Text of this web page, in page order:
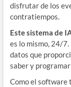
disfrutar de los
contratiempos.
Este sistema de
es lo mismo, 24/
datos que
saber y
Como el software